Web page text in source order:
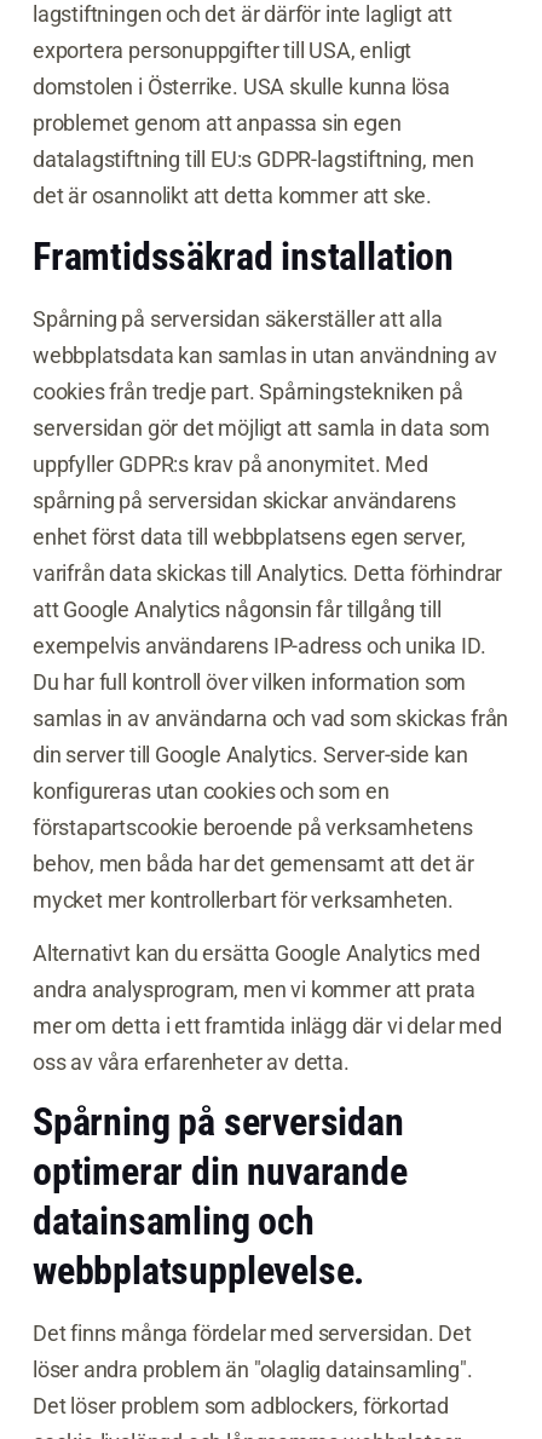
lagstiftningen och det är därför inte lagligt att
exportera personuppgifter till USA, enligt
domstolen i Österrike. USA skulle kunna lösa
problemet genom att anpassa sin egen
datalagstiftning till EU:s GDPR-lagstiftning, men
det är osannolikt att detta kommer att ske.
Framtidssäkrad installation
Spårning på serversidan säkerställer att alla
webbplatsdata kan samlas in utan användning av
cookies från tredje part. Spårningstekniken på
serversidan gör det möjligt att samla in data som
uppfyller GDPR:s krav på anonymitet. Med
spårning på serversidan skickar användarens
enhet först data till webbplatsens egen server,
varifrån data skickas till Analytics. Detta förhindrar
att Google Analytics någonsin får tillgång till
exempelvis användarens IP-adress och unika ID.
Du har full kontroll över vilken information som
samlas in av användarna och vad som skickas från
din server till Google Analytics. Server-side kan
konfigureras utan cookies och som en
förstapartscookie beroende på verksamhetens
behov, men båda har det gemensamt att det är
mycket mer kontrollerbart för verksamheten.
Alternativt kan du ersätta Google Analytics med
andra analysprogram, men vi kommer att prata
mer om detta i ett framtida inlägg där vi delar med
oss av våra erfarenheter av detta.
Spårning på serversidan
optimerar din nuvarande
datainsamling och
webbplatsupplevelse.
Det finns många fördelar med serversidan. Det
löser andra problem än "olaglig datainsamling".
Det löser problem som adblockers, förkortad